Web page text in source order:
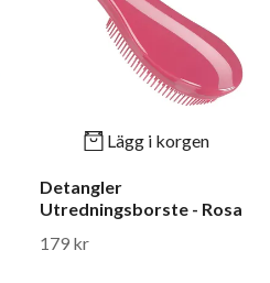
Lägg i korgen
Detangler
Utredningsborste - Rosa
179 kr